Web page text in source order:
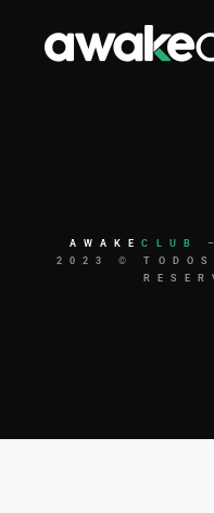
AWAKECLUB
2023 ©